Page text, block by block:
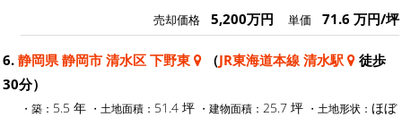
売却価格 5,200万円 単価 71.6 万円/坪
6. 静岡県 静岡市 清水区 下野東 （JR東海道本線 清水駅
徒歩
30分）
・築： 5.5 年 ・土地面積： 51.4 坪 ・建物面積： 25.7 坪 ・土地形状： ほぼ